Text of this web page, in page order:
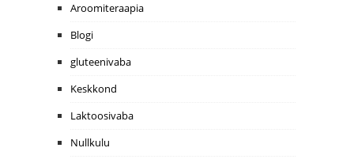
Aroomiteraapia
Blogi
gluteenivaba
Keskkond
Laktoosivaba
Nullkulu